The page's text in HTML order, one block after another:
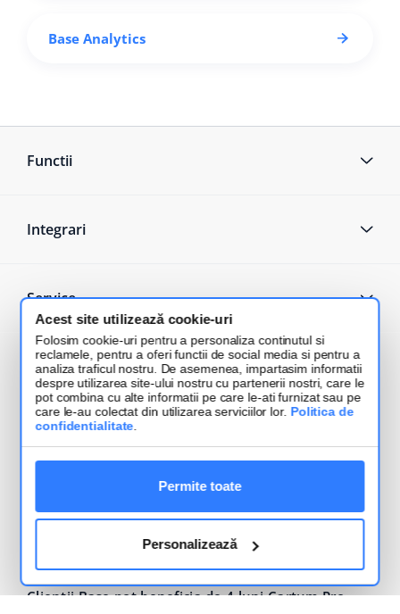
Acest site utilizează cookie-uri
Folosim cookie-uri pentru a personaliza continutul si
reclamele, pentru a oferi functii de social media si pentru a
analiza traficul nostru. De asemenea, impartasim informatii
despre utilizarea site-ului nostru cu partenerii nostri, care le
pot combina cu alte informatii pe care le-ati furnizat sau pe
care le-au colectat din utilizarea serviciilor lor. Politica de
confidentialitate
Permite toate
Personalizează
Base Analytics
Functii
Integrari
Service
Noutati
AI în Base #1: titluri, descrieri și poze în minute, nu
în ore
2026-07-30
Generare AWB fără erori: checklistul complet
Clienții Base pot beneficia de 4 luni Cartum Pro